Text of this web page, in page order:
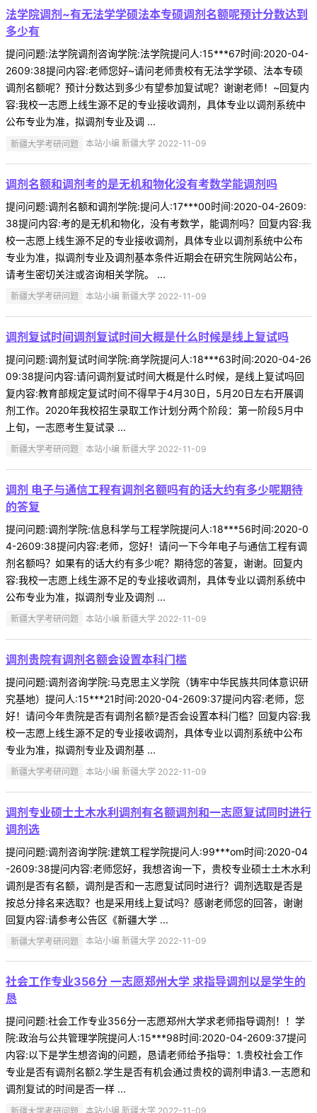
法学院调剂~有无法学学硕法本专硕调剂名额呢预计分数达到
多少有
提问问题:法学院调剂咨询学院:法学院提问人:15***67时间:2020-04-
2609:38提问内容:老师您好~请问老师贵校有无法学学硕、法本专硕
调剂名额呢？预计分数达到多少有望参加复试呢？谢谢老师！~回复内
容:我校一志愿上线生源不足的专业接收调剂，具体专业以调剂系统中
公布专业为准，拟调剂专业及调 ...
新疆大学考研问题 本站小编 新疆大学 2022-11-09
调剂名额和调剂考的是无机和物化没有考数学能调剂吗
提问问题:调剂名额和调剂学院:提问人:17***00时间:2020-04-2609:
38提问内容:考的是无机和物化，没有考数学，能调剂吗？回复内容:我
校一志愿上线生源不足的专业接收调剂，具体专业以调剂系统中公布
专业为准，拟调剂专业及调剂基本条件近期会在研究生院网站公布，
请考生密切关注或咨询相关学院。 ...
新疆大学考研问题 本站小编 新疆大学 2022-11-09
调剂复试时间调剂复试时间大概是什么时候是线上复试吗
提问问题:调剂复试时间学院:商学院提问人:18***63时间:2020-04-26
09:38提问内容:请问调剂复试时间大概是什么时候，是线上复试吗回
复内容:教育部规定复试时间不得早于4月30日，5月20日左右开展调
剂工作。2020年我校招生录取工作计划分两个阶段：第一阶段5月中
上旬，一志愿考生复试录 ...
新疆大学考研问题 本站小编 新疆大学 2022-11-09
调剂 电子与通信工程有调剂名额吗有的话大约有多少呢期待
的答复
提问问题:调剂学院:信息科学与工程学院提问人:18***56时间:2020-0
4-2609:38提问内容:老师，您好！请问一下今年电子与通信工程有调
剂名额吗？如果有的话大约有多少呢？期待您的答复，谢谢。回复内
容:我校一志愿上线生源不足的专业接收调剂，具体专业以调剂系统中
公布专业为准，拟调剂专业及调剂 ...
新疆大学考研问题 本站小编 新疆大学 2022-11-09
调剂贵院有调剂名额会设置本科门槛
提问问题:调剂咨询学院:马克思主义学院（铸牢中华民族共同体意识研
究基地）提问人:15***21时间:2020-04-2609:37提问内容:老师，您
好！请问今年贵院是否有调剂名额?是否会设置本科门槛？回复内容:我
校一志愿上线生源不足的专业接收调剂，具体专业以调剂系统中公布
专业为准，拟调剂专业及调剂基 ...
新疆大学考研问题 本站小编 新疆大学 2022-11-09
调剂专业硕士土木水利调剂有名额调剂和一志愿复试同时进行
调剂选
提问问题:调剂咨询学院:建筑工程学院提问人:99***om时间:2020-04
-2609:38提问内容:老师您好，我想咨询一下，贵校专业硕士土木水利
调剂是否有名额，调剂是否和一志愿复试同时进行？调剂选取是否是
按总分排名来选取？也是采用线上复试吗？感谢老师您的回答，谢谢
回复内容:请参考公告区《新疆大学 ...
新疆大学考研问题 本站小编 新疆大学 2022-11-09
社会工作专业356分 一志愿郑州大学 求指导调剂以是学生的
恳
提问问题:社会工作专业356分一志愿郑州大学求老师指导调剂！！学
院:政治与公共管理学院提问人:15***98时间:2020-04-2609:37提问
内容:以下是学生想咨询的问题，恳请老师给予指导：1.贵校社会工作
专业是否有调剂名额2.学生是否有机会通过贵校的调剂申请3.一志愿和
调剂复试的时间是否一样 ...
新疆大学考研问题 本站小编 新疆大学 2022-11-09